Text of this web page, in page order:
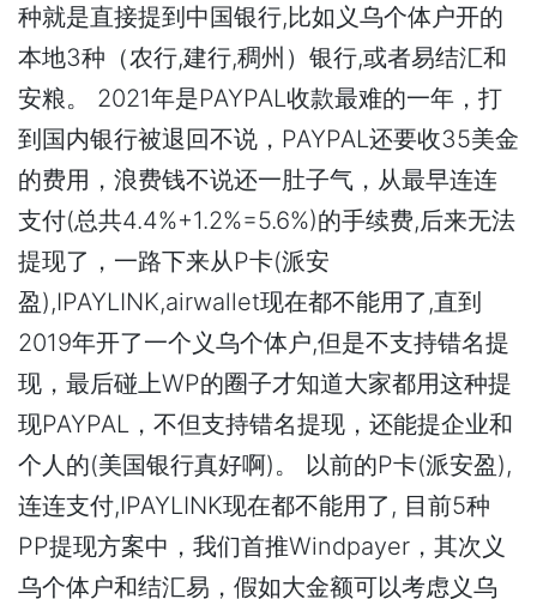
种就是直接提到中国银行,比如义乌个体户开的
本地3种（农行,建行,稠州）银行,或者易结汇和
安粮。 2021年是PAYPAL收款最难的一年，打
到国内银行被退回不说，PAYPAL还要收35美金
的费用，浪费钱不说还一肚子气，从最早连连
支付(总共4.4%+1.2%=5.6%)的手续费,后来无法
提现了，一路下来从P卡(派安
盈),IPAYLINK,airwallet现在都不能用了,直到
2019年开了一个义乌个体户,但是不支持错名提
现，最后碰上WP的圈子才知道大家都用这种提
现PAYPAL，不但支持错名提现，还能提企业和
个人的(美国银行真好啊)。 以前的P卡(派安盈),
连连支付,IPAYLINK现在都不能用了, 目前5种
PP提现方案中，我们首推Windpayer，其次义
乌个体户和结汇易，假如大金额可以考虑义乌